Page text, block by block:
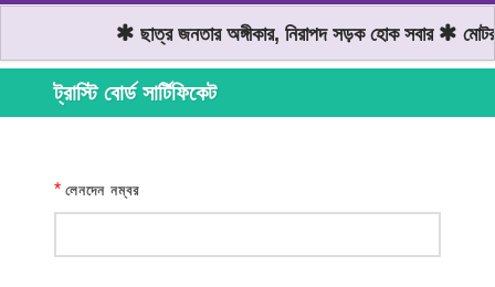
ছাত্র জনতার অঙ্গীকার, নিরাপদ সড়ক হোক সবার
ট্রাস্টি বোর্ড সার্টিফিকেট
* লেনদেন নম্বর